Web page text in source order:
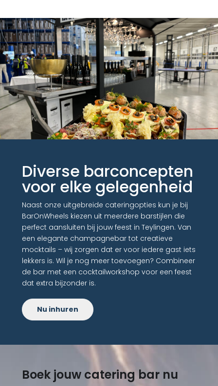
Diverse barconcepten
voor elke gelegenheid
Naast onze uitgebreide cateringopties kun je bij
BarOnWheels kiezen uit meerdere barstijlen die
perfect aansluiten bij jouw feest in Teylingen. Van
een elegante champagnebar tot creatieve
mocktails – wij zorgen dat er voor iedere gast iets
lekkers is. Wil je nog meer toevoegen? Combineer
de bar met een cocktailworkshop voor een feest
dat extra bijzonder is.
Nu inhuren
Boek jouw catering bar nu